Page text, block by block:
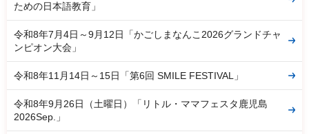
ための日本語教育」
令和8年7月4日～9月12日「かごしまなんこ2026グランドチャ
ンピオン大会」
令和8年11月14日～15日「第6回 SMILE FESTIVAL」
令和8年9月26日（土曜日）「リトル・ママフェスタ鹿児島
2026Sep.」